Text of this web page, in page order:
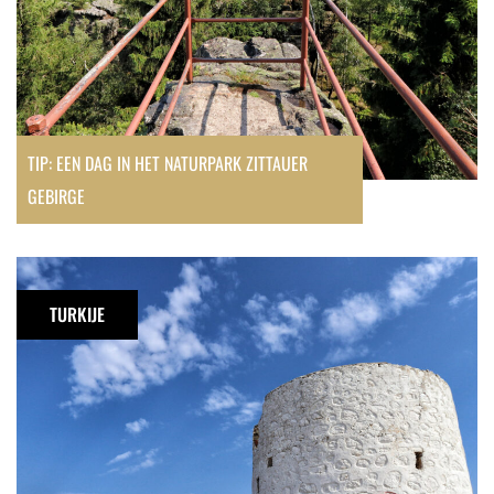
TIP: EEN DAG IN HET NATURPARK ZITTAUER
GEBIRGE
De
windmolens
van
Bodrum
TURKIJE